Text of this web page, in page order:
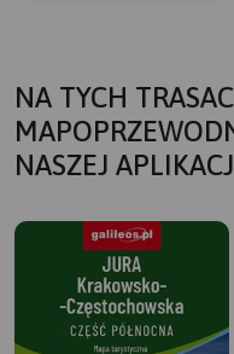
NA TYCH
NASZEJ